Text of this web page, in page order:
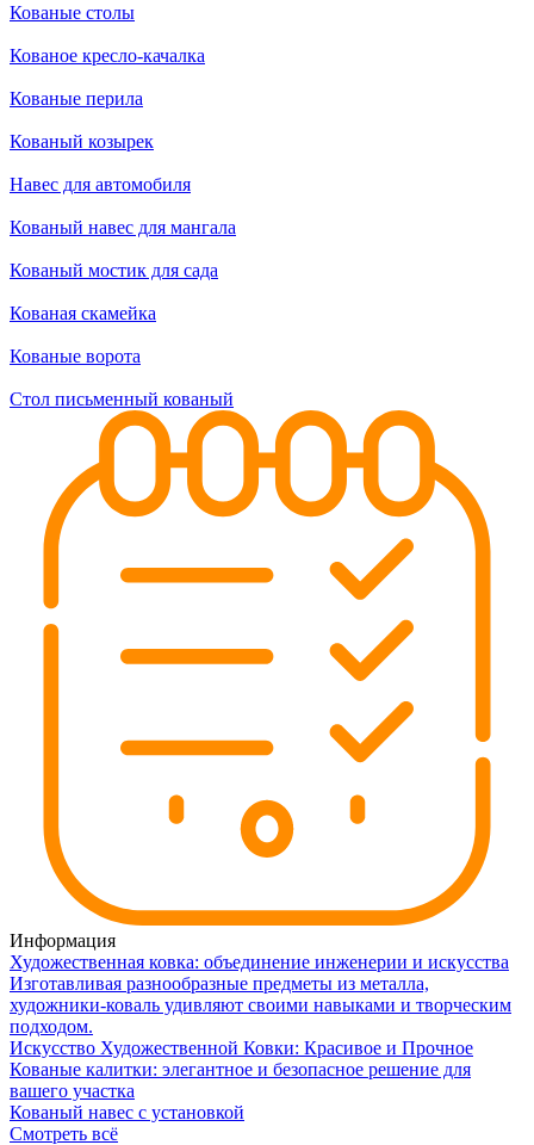
Кованые столы
Кованое кресло-качалка
Кованые перила
Кованый козырек
Навес для автомобиля
Кованый навес для мангала
Кованый мостик для сада
Кованая скамейка
Кованые ворота
Стол письменный кованый
Информация
Художественная ковка: объединение инженерии и искусства
Изготавливая разнообразные предметы из металла,
художники-коваль удивляют своими навыками и творческим
подходом.
Искусство Художественной Ковки: Красивое и Прочное
Кованые калитки: элегантное и безопасное решение для
вашего участка
Кованый навес с установкой
Смотреть всё